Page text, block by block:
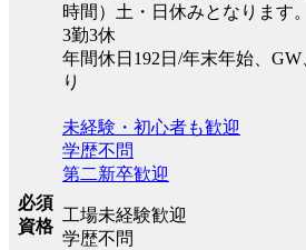
時間）土・日休みとなります。
3勤3休
年間休日192日/年末年始、
り
必須
資格
未経験・初心者も歓迎
学歴不問
第二新卒歓迎
工場未経験歓迎
学歴不問